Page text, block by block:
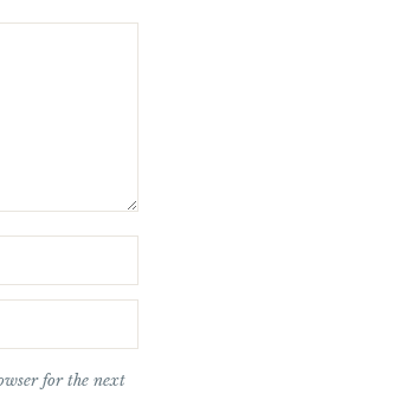
for the next